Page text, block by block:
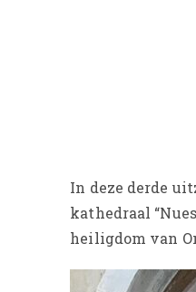
In deze derde
kathedraal
heiligdom van